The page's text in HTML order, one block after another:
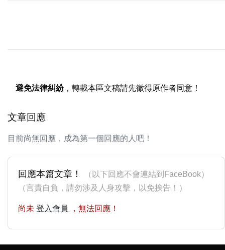
避免法律糾紛，轉載本區文稿請先徵得原作者同意！
文章回應
目前尚無回應，成為第一個回應的人吧！
回應本篇文章！
（以下回應不會連結到FaceBook）
（言責自負，請勿涉及人身攻擊，以免挨告！）
尚未 登入會員 ，無法回應！